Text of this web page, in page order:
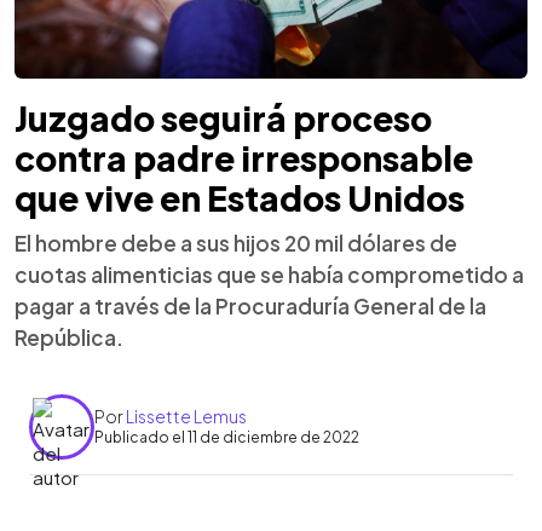
Juzgado seguirá proceso
contra padre irresponsable
que vive en Estados Unidos
El hombre debe a sus hijos 20 mil dólares de
cuotas alimenticias que se había comprometido a
pagar a través de la Procuraduría General de la
República.
PorLissette Lemus
Publicado el 11 de diciembre de 2022